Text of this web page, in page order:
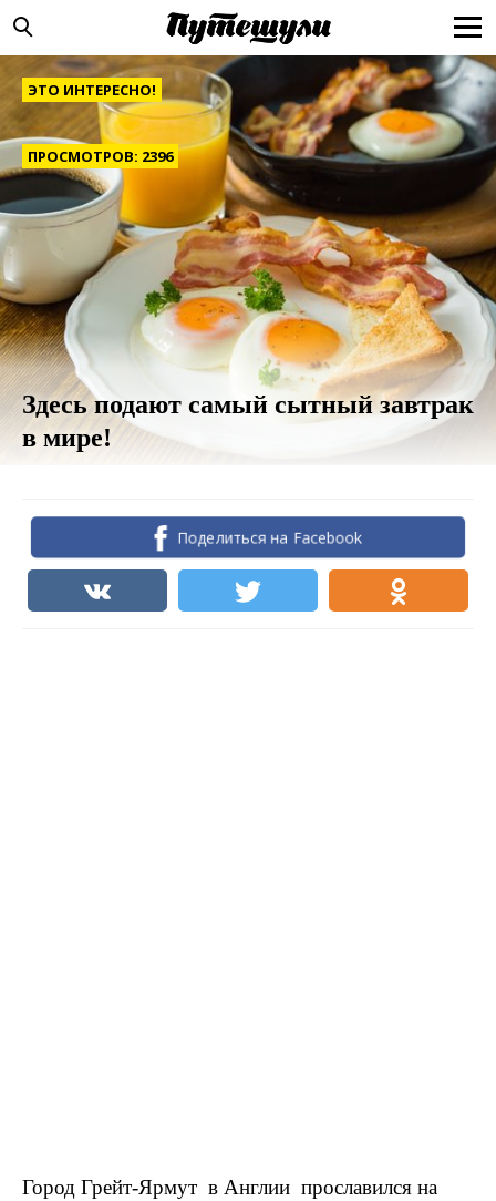
ЭТО ИНТЕРЕСНО!
ПРОСМОТРОВ: 2396
Здесь подают самый сытный завтрак
в мире!
Поделиться на Facebook
Город Грейт-Ярмут в Англии прославился на